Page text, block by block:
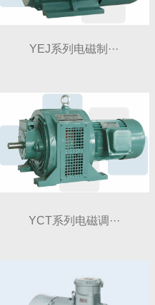
YEJ系列电磁制···
YCT系列电磁调···